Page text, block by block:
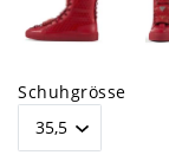
Schuhgrösse